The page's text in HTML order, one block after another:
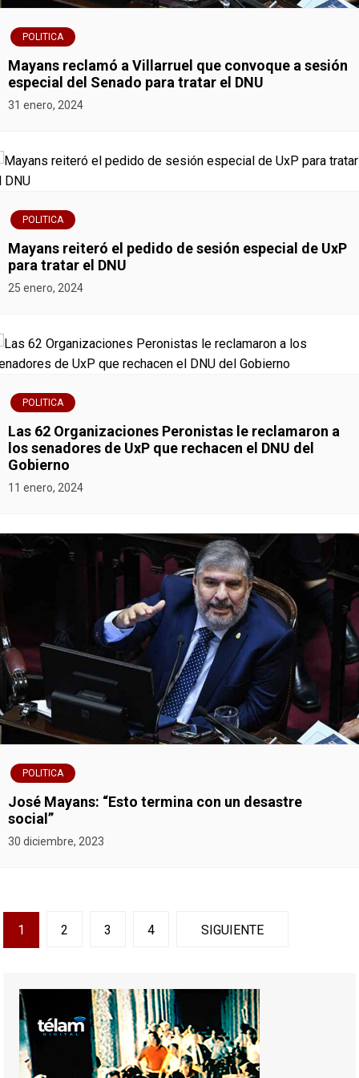
POLITICA
Mayans reclamó a Villarruel que convoque a sesión
especial del Senado para tratar el DNU
31 enero, 2024
POLITICA
Mayans reiteró el pedido de sesión especial de UxP
para tratar el DNU
25 enero, 2024
POLITICA
Las 62 Organizaciones Peronistas le reclamaron a
los senadores de UxP que rechacen el DNU del
Gobierno
11 enero, 2024
POLITICA
José Mayans: “Esto termina con un desastre
social”
30 diciembre, 2023
N
1 2 3 4 SIGUIENTE